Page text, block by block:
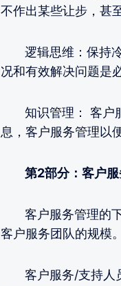
不作出某些让步，甚
逻辑思维：保持冷
况和有效解决问题是
知识管理： 客户服
息，客户服务管理以
第2部分：客户
客户服务管理的下
客户服务团队的规模
客户服务/支持人员